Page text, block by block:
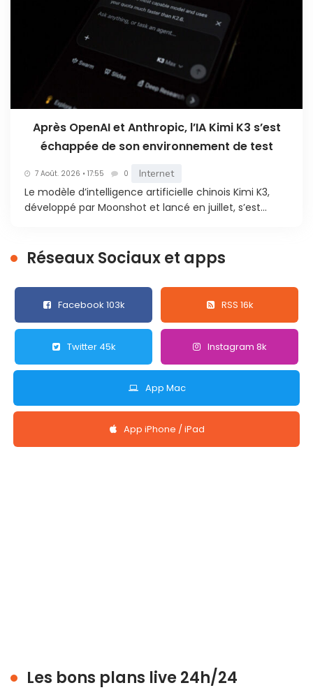
Après OpenAI et Anthropic, l’IA Kimi K3 s’est
échappée de son environnement de test
7 Août. 2026 • 17:55 0 Internet
Le modèle d’intelligence artificielle chinois Kimi K3,
développé par Moonshot et lancé en juillet, s’est...
Réseaux Sociaux et apps
Facebook 103k RSS 16k
Twitter 45k Instagram 8k
App Mac
App iPhone / iPad
Les bons plans live 24h/24